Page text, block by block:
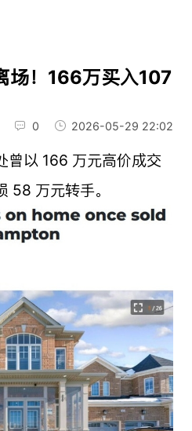
场！166万买入107
0 2026-05-29 22:02
曾以 166 万元高价成交
58 万元转手。